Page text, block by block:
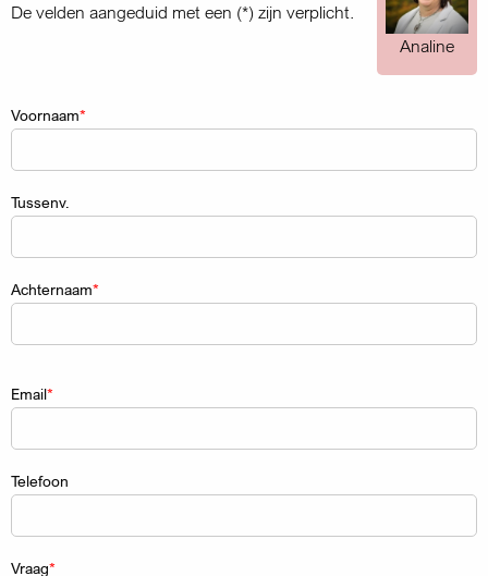
De velden aangeduid met een (*) zijn verplicht.
Analine
Naam
Voornaam
Tussenv.
Achternaam
Email
Telefoon
Vraag